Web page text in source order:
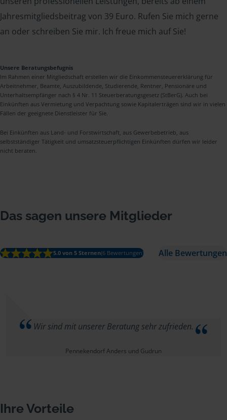
Jahresmitgliedsbeitrag von 39 Euro. Rufen Sie mich gerne
an oder schreiben Sie mir. Ich freue mich auf Sie!
Unsere Beratungsbefugnis
Im Rahmen einer Mitgliedschaft erstellen wir die Einkommensteuererklärung für
Arbeitnehmer, Beamte, Auszubildende, Studierende, Rentner, Pensionäre und
Unterhaltsempfänger nach § 4 Nr. 11 Steuerberatungsgesetz (StBerG). Auch bei
Einkünften aus Vermietung und Verpachtung sowie Kapitalerträgen sind wir in vielen
Fällen der geeignete Dienstleister für Sie.
Bei Einkünften aus Land- und Forstwirtschaft, aus Gewerbebetrieb, aus
selbstständiger Tätigkeit und umsatzsteuerpflichtigen Einkünften dürfen wir leider
nicht beraten.
Das sagen unsere Mitglieder
5.0 von 5 Sternen(6 Bewertungen) Alle Bewertungen
Wir sind mit unserer Beratung sehr zufrieden.
Pennekendorf Anders und Gudrun
Ihre Vorteile